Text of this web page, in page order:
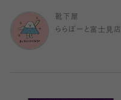
靴下屋
ららぽーと富士見店